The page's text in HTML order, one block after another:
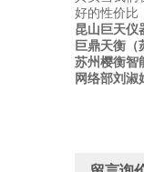
好的性价比
昆山巨天仪
巨鼎天衡（
苏州樱衡智
网络部刘淑